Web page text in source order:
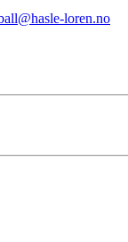
loren.no